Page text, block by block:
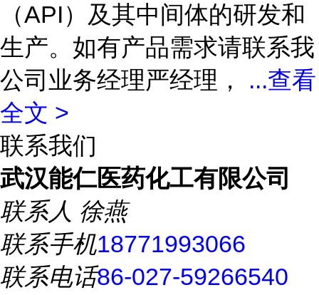
（API）及其中间体的研发和
生产。如有产品需求请联系我
公司业务经理严经理， ...查看
全文 >
联系我们
武汉能仁医药化工有限公司
联系人 徐燕
联系手机18771993066
联系电话86-027-59266540